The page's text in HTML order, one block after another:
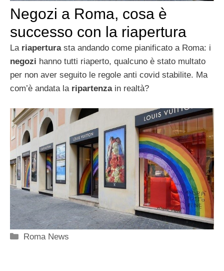
Negozi a Roma, cosa è
successo con la riapertura
La riaperturasta andando come pianificato a Roma: i
negozi hanno tutti riaperto, qualcuno è stato multato
per non aver seguito le regole anti covid stabilite. Ma
com’è andata la ripartenzain realtà?
Categorie
Roma News